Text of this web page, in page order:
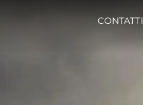
CONTATTI